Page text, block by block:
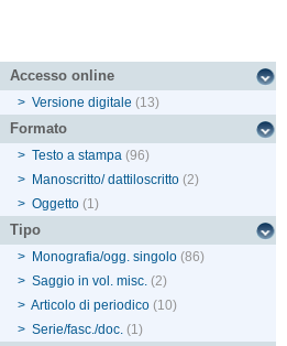
Accesso online
> Versione digitale (13)
Formato
> Testo a stampa (96)
> Manoscritto/ dattiloscritto (2)
> Oggetto (1)
Tipo
> Monografia/ogg. singolo (86)
> Saggio in vol. misc. (2)
> Articolo di periodico (10)
> Serie/fasc./doc. (1)